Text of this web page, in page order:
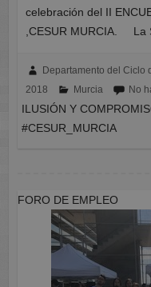
celebración del II
,CESUR MURCIA. La
Departamento del Ciclo
2018
Murcia No
ILUSIÓN Y
#CESUR_MURCIA
FORO DE EMPLEO